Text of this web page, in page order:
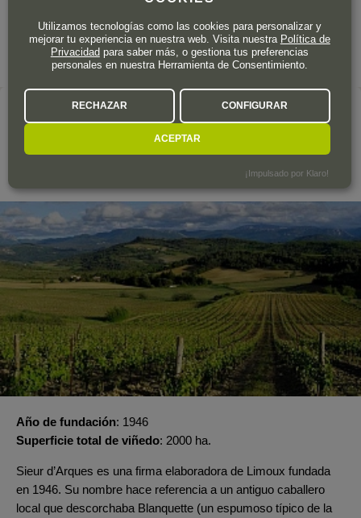
El productor
SIEUR D' ARQUES
Año de fundación 1946
Superficie total de viñedo 2000 ha.
Sieur d’Arques es una firma elaboradora de Limoux fundada
en 1946. Su nombre hace referencia a un antiguo caballero
local que descorchaba Blanquette (un espumoso típico de la
Utilizamos tecnologías como las cookies para personalizar y
mejorar tu experiencia en nuestra web. Visita nuestra Política de
Privacidadpara saber más, o gestiona tus preferencias
personales en nuestra Herramienta de Consentimiento.
RECHAZAR CONFIGURAR
ACEPTAR
¡Impulsado por Klaro!